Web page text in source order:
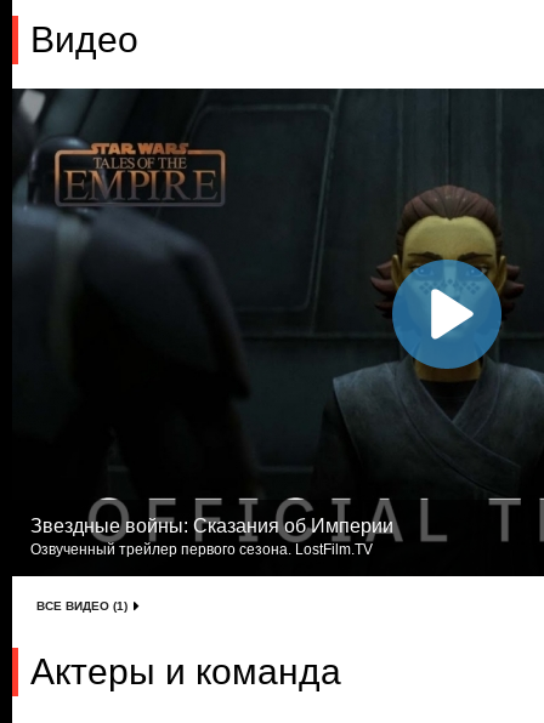
Видео
Звездные войны: Сказания об Империи
Озвученный трейлер первого сезона. LostFilm.TV
ВСЕ ВИДЕО (1)
Актеры и команда